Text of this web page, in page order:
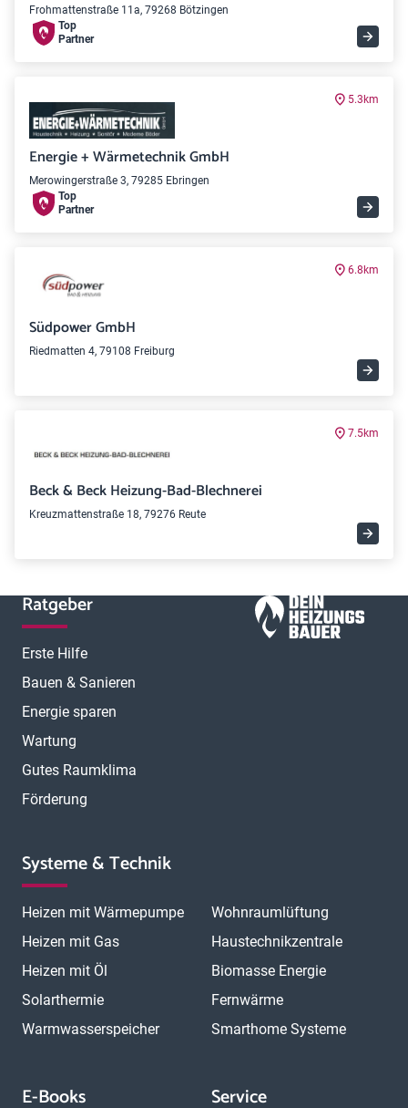
Frohmattenstraße 11a, 79268 Bötzingen
Top
Partner
5.3km
Energie + Wärmetechnik GmbH
Merowingerstraße 3, 79285 Ebringen
Top
Partner
6.8km
Südpower GmbH
Riedmatten 4, 79108 Freiburg
7.5km
Beck & Beck Heizung-Bad-Blechnerei
Kreuzmattenstraße 18, 79276 Reute
Ratgeber
Erste Hilfe
Bauen & Sanieren
Energie sparen
Wartung
Gutes Raumklima
Förderung
Systeme & Technik
Heizen mit Wärmepumpe
Heizen mit Gas
Heizen mit Öl
Solarthermie
Warmwasserspeicher
Wohnraumlüftung
Haustechnikzentrale
Biomasse Energie
Fernwärme
Smarthome Systeme
E-Books Service